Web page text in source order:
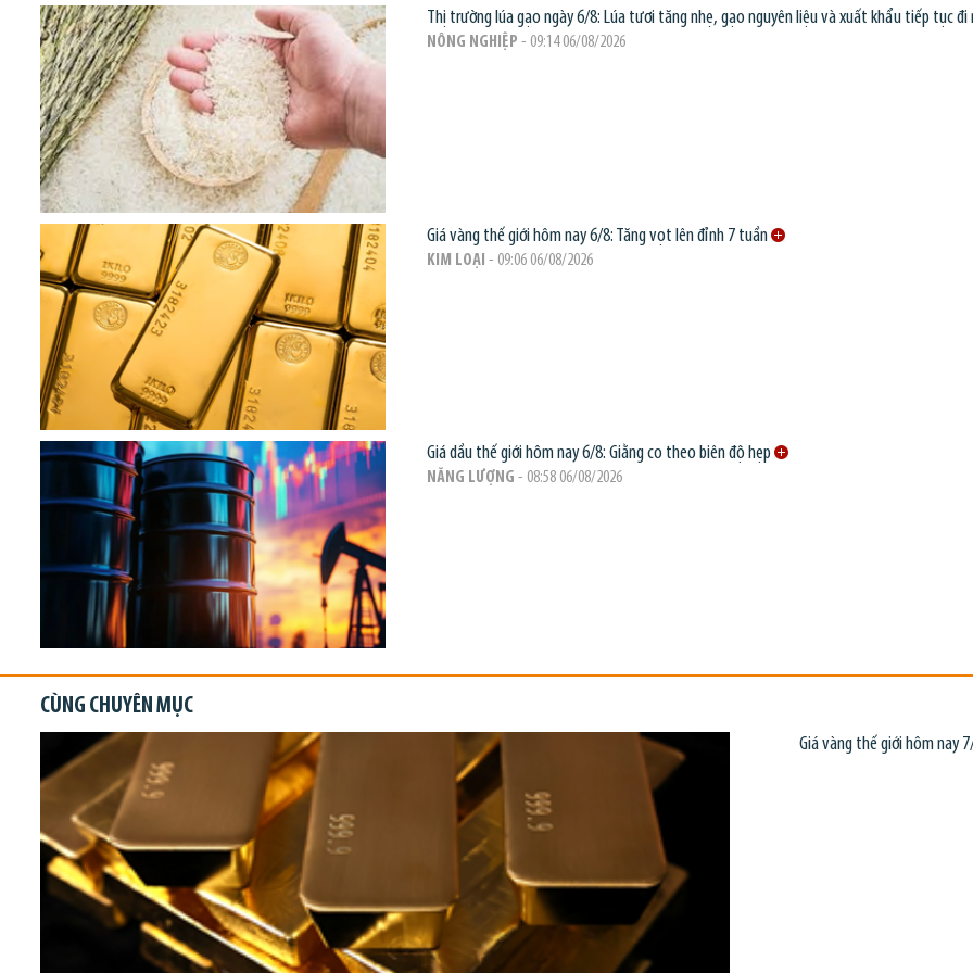
Thị trường lúa gạo ngày 6/8: Lúa tươi tăng nhẹ, gạo nguyên liệu và xuất khẩu tiếp tục đi
NÔNG NGHIỆP - 09:14 06/08/2026
Giá vàng thế giới hôm nay 6/8: Tăng vọt lên đỉnh 7 tuần
KIM LOẠI - 09:06 06/08/2026
Giá dầu thế giới hôm nay 6/8: Giằng co theo biên độ hẹp
NĂNG LƯỢNG - 08:58 06/08/2026
CÙNG CHUYÊN MỤC
Giá vàng thế giới hôm nay